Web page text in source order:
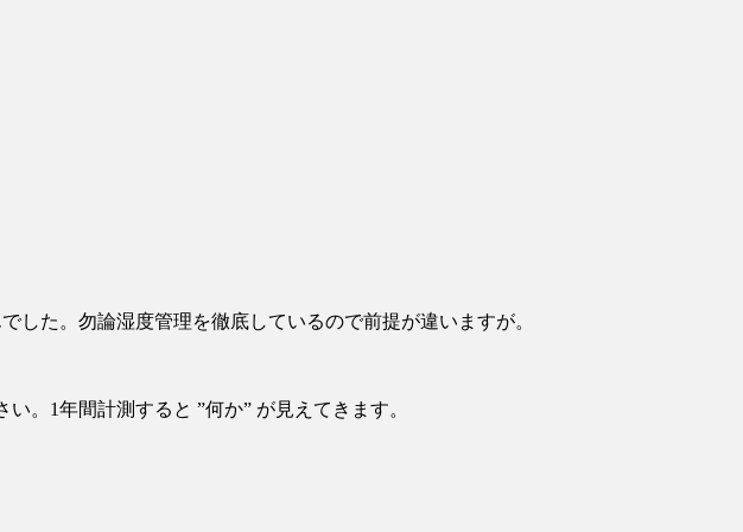
した。勿論湿度管理を徹底しているので前提が違いますが。
。1年間計測すると ”何か” が見えてきます。